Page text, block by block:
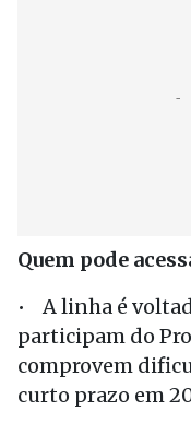
Quem pode
• A linha é
participam do
comprovem
curto prazo em